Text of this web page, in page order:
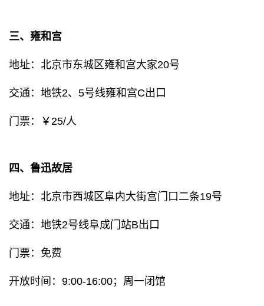
三、雍和宫
地址：北京市东城区雍和宫大家20号
交通：地铁2、5号线雍和宫C出口
门票：￥25/人
四、鲁迅故居
地址：北京市西城区阜内大街宫门口二条19号
交通：地铁2号线阜成门站B出口
门票：免费
开放时间：9:00-16:00；周一闭馆